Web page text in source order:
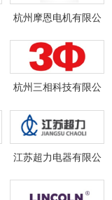
杭州摩恩电机有限公
司
杭州三相科技有限公
江苏超力电器有限公